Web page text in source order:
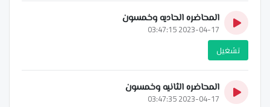
المحاضره الحاديه وخمسون
2023-04-17 03:47:15
تشغيل
المحاضره الثانيه وخمسون
2023-04-17 03:47:35